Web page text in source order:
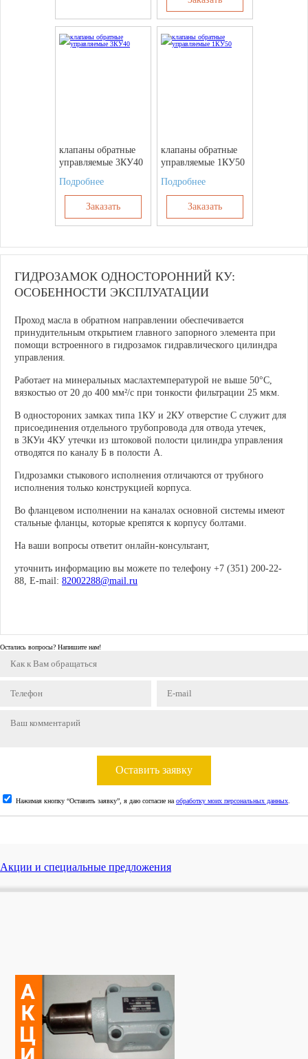
клапаны обратные
управляемые 3КУ40
Подробнее
Заказать
клапаны обратные
управляемые 1КУ50
Подробнее
Заказать
ГИДРОЗАМОК ОДНОСТОРОННИЙ КУ:
ОСОБЕННОСТИ ЭКСПЛУАТАЦИИ
Проход масла в обратном направлении обеспечивается
принудительным открытием главного запорного элемента при
помощи встроенного в гидрозамок гидравлического цилиндра
управления.
Работает на минеральных маслахтемпературой не выше 50°C,
вязкостью от 20 до 400 мм²/с при тонкости фильтрации 25 мкм.
В одностороних замках типа 1КУ и 2КУ отверстие С служит для
присоединения отдельного трубопровода для отвода утечек,
в 3КУи 4КУ утечки из штоковой полости цилиндра управления
отводятся по каналу Б в полости А.
Гидрозамки стыкового исполнения отличаются от трубного
исполнения только конструкцией корпуса.
Во фланцевом исполнении на каналах основной системы имеют
стальные фланцы, которые крепятся к корпусу болтами.
На ваши вопросы ответит онлайн-консультант,
уточнить информацию вы можете по телефону +7 (351) 200-22-
88, E-mail: 82002288@mail.ru
Остались вопросы? Напишите нам!
Оставить заявку
Нажимая кнопку “Оставить заявку”, я даю согласие на обработку моих персональных данных
Акции и специальные предложения